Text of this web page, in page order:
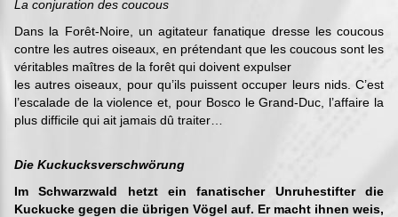
La conjuration des coucous
Dans la Forêt-Noire, un agitateur fanatique dresse les coucous
contre les autres oiseaux, en prétendant que les coucous sont les
véritables maîtres de la forêt qui doivent expulser
les autres oiseaux, pour qu’ils puissent occuper leurs nids. C’est
l’escalade de la violence et, pour Bosco le Grand-Duc, l’affaire la
plus difficile qui ait jamais dû traiter…
Die Kuckucksverschwörung
Im Schwarzwald hetzt ein fanatischer Unruhestifter die
Kuckucke gegen die übrigen Vögel auf. Er macht ihnen weis,